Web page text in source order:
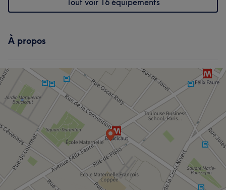
Tout voir 16 équipements
À propos